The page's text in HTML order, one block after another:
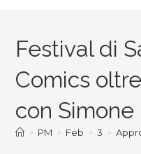
Festival di
Comics
con Simone
> PM > Feb > 3 >